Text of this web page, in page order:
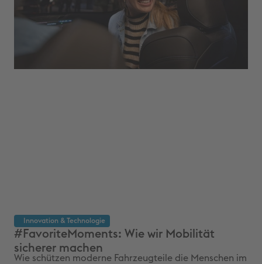
Innovation & Techno­logie
#FavoriteMoments: Wie wir Mobilität
sicherer machen
Wie schützen moderne Fahrzeugteile die Menschen im